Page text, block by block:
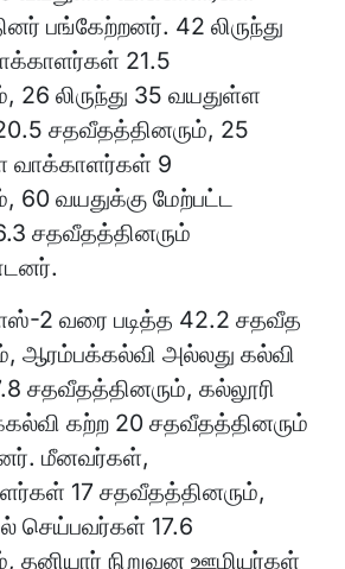
பங்கேற்றனர். 42 லிருந்து
21.5
26 லிருந்து 35 வயதுள்ள
சதவீதத்தினரும், 25
வாக்காளர்கள் 9
60 வயதுக்கு மேற்பட்ட
சதவீதத்தினரும்
2 வரை படித்த 42.2 சதவீத
ஆரம்பக்கல்வி அல்லது கல்வி
சதவீதத்தினரும், கல்லூரி
கற்ற 20 சதவீதத்தினரும்
மீனவர்கள்,
17 சதவீதத்தினரும்,
செய்பவர்கள் 17.6
தனியார் நிறுவன ஊழியர்கள்